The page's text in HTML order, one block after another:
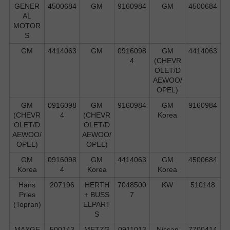
GENER
AL
MOTOR
S
4500684 GM 9160984 GM 4500684
GM 4414063 GM
0916098
4
GM
(CHEVR
OLET/D
AEWOO/
OPEL)
4414063
GM
(CHEVR
OLET/D
AEWOO/
OPEL)
0916098
4
GM
(CHEVR
OLET/D
AEWOO/
OPEL)
9160984
GM
Korea
9160984
GM
Korea
0916098
4
GM
Korea
4414063
GM
Korea
4500684
Hans
Pries
(Topran)
207196
HERTH
+ BUSS
ELPART
S
7048500
7
KW 510148